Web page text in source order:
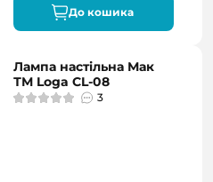
До кошика
Лампа настільна Мак
ТМ Loga CL-08
3